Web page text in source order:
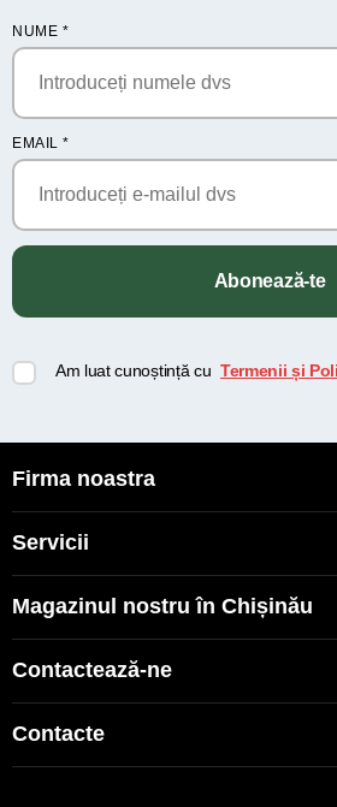
NUME *
EMAIL *
Abonează-te
Am luat cunoștință cu Termenii și
Firma noastra
Servicii
Magazinul nostru în Chișinău
Contactează-ne
Contacte